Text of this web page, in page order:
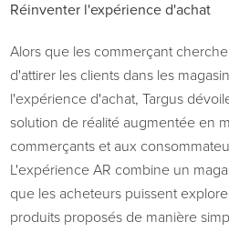
Réinventer l'expérience d'achat
Alors que les commerçant
d'attirer les clients dans les
l'expérience d'achat, Targus
solution de réalité augmentée en
commerçants et aux
L'expérience AR combine un
que les acheteurs puissent
produits proposés de manière